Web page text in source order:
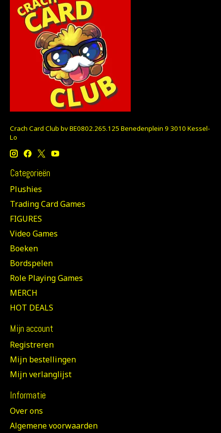
Crach Card Club bv BE0802.265.125 Benedenplein 9 3010 Kessel-
Lo
Categorieën
Plushies
Trading Card Games
FIGURES
Video Games
Boeken
Bordspelen
Role Playing Games
MERCH
HOT DEALS
Mijn account
Registreren
Mijn bestellingen
Mijn verlanglijst
Informatie
Over ons
Algemene voorwaarden